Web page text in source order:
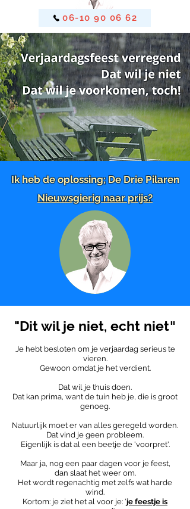
06-10 90 06 62
Ik heb de oplossing; De Drie Pilaren
Nieuwsgierig naar prijs?
"Dit wil je niet, echt niet"
Je hebt besloten om je verjaardag serieus te
vieren.
Gewoon omdat je het verdient.
Dat wil je thuis doen.
Dat kan prima, want de tuin heb je, die is groot
genoeg.
Natuurlijk moet er van alles geregeld worden.
Dat vind je geen probleem.
Eigenlijk is dat al een beetje de 'voorpret'.
Maar ja, nog een paar dagen voor je feest,
dan slaat het weer om.
Het wordt regenachtig met zelfs wat harde
wind.
Kortom: je ziet het al voor je: 'je feestje is